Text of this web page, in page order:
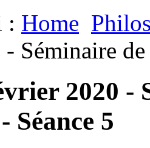
: Home
Séminaire
2020 -
Séance 5